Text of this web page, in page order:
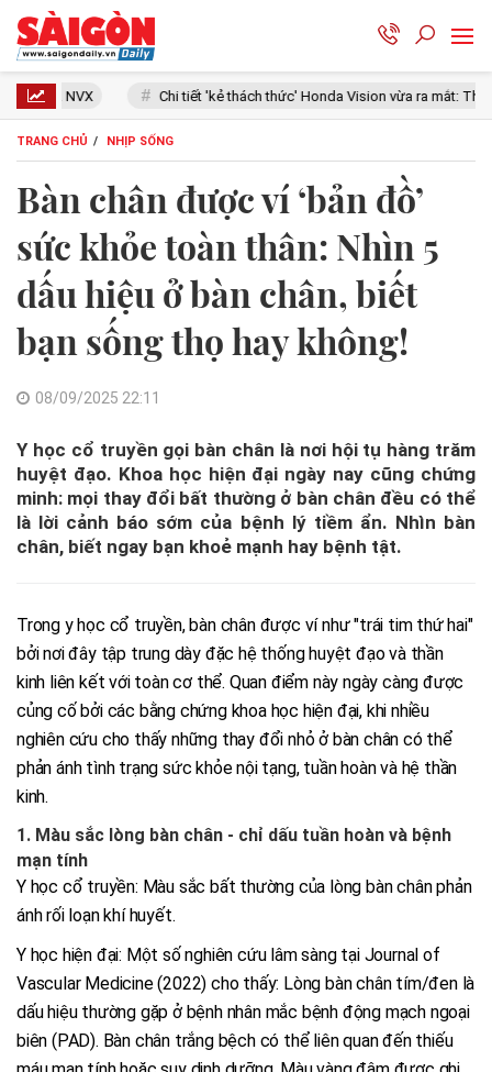
Chi tiết 'kẻ thách thức' Honda Vision vừa ra mắt: Thiết kế đẹp như SH
TRANG CHỦ NHỊP SỐNG
Bàn chân được ví ‘bản đồ’
sức khỏe toàn thân: Nhìn 5
dấu hiệu ở bàn chân, biết
bạn sống thọ hay không!
08/09/2025 22:11
Y học cổ truyền gọi bàn chân là nơi hội tụ hàng trăm
huyệt đạo. Khoa học hiện đại ngày nay cũng chứng
minh: mọi thay đổi bất thường ở bàn chân đều có thể
là lời cảnh báo sớm của bệnh lý tiềm ẩn. Nhìn bàn
chân, biết ngay bạn khoẻ mạnh hay bệnh tật.
Trong y học cổ truyền, bàn chân được ví như "trái tim thứ hai"
bởi nơi đây tập trung dày đặc hệ thống huyệt đạo và thần
kinh liên kết với toàn cơ thể. Quan điểm này ngày càng được
củng cố bởi các bằng chứng khoa học hiện đại, khi nhiều
nghiên cứu cho thấy những thay đổi nhỏ ở bàn chân có thể
phản ánh tình trạng sức khỏe nội tạng, tuần hoàn và hệ thần
kinh.
1. Màu sắc lòng bàn chân - chỉ dấu tuần hoàn và bệnh
mạn tính
Y học cổ truyền: Màu sắc bất thường của lòng bàn chân phản
ánh rối loạn khí huyết.
Y học hiện đại: Một số nghiên cứu lâm sàng tại Journal of
Vascular Medicine (2022) cho thấy: Lòng bàn chân tím/đen là
dấu hiệu thường gặp ở bệnh nhân mắc bệnh động mạch ngoại
biên (PAD). Bàn chân trắng bệch có thể liên quan đến thiếu